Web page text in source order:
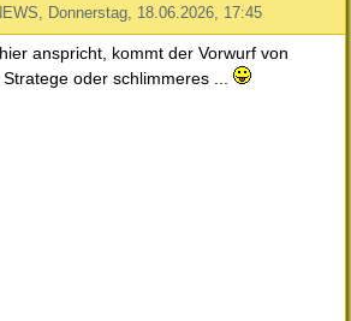
Donnerstag, 18.06.2026, 17:45
anspricht, kommt der Vorwurf von
oder schlimmeres ...